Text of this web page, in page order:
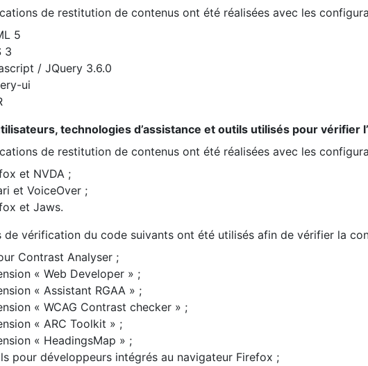
de restitution de contenus ont été réalisées avec les
5
3
/ JQuery 3.6.0
ui
technologies d’assistance et outils utilisés pour vérifier
de restitution de contenus ont été réalisées avec les
et NVDA ;
et VoiceOver ;
et Jaws.
de vérification du code suivants ont été utilisés afin de vérifier la
Contrast Analyser ;
« Web Developer » ;
« Assistant RGAA » ;
« WCAG Contrast checker » ;
« ARC Toolkit » ;
« HeadingsMap » ;
pour développeurs intégrés au navigateur Firefox ;